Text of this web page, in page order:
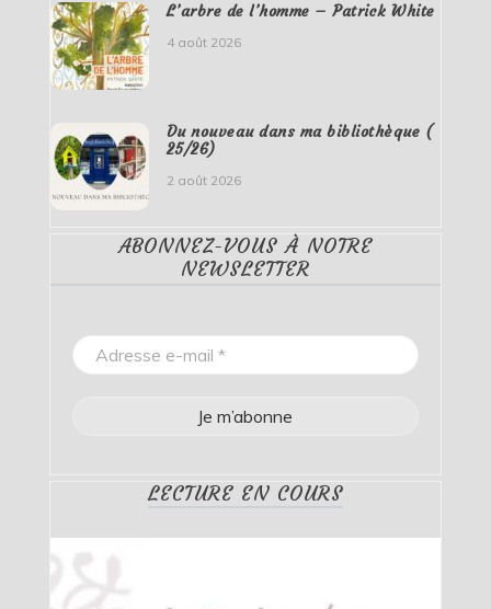
L’arbre de l’homme – Patrick White
4 août 2026
Du nouveau dans ma bibliothèque (
25/26)
2 août 2026
ABONNEZ-VOUS À NOTRE
NEWSLETTER
LECTURE EN COURS